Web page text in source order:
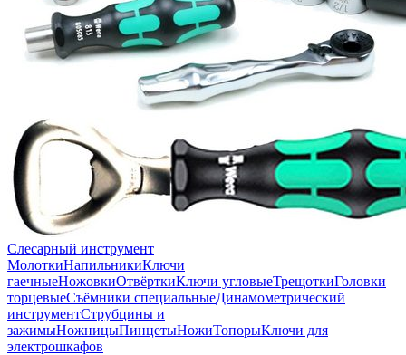
Слесарный инструмент
МолоткиНапильникиКлючи
гаечныеНожовкиОтвёрткиКлючи угловыеТрещоткиГоловки
торцевыеСъёмники специальныеДинамометрический
инструментСтрубцины и
зажимыНожницыПинцетыНожиТопорыКлючи для
электрошкафов